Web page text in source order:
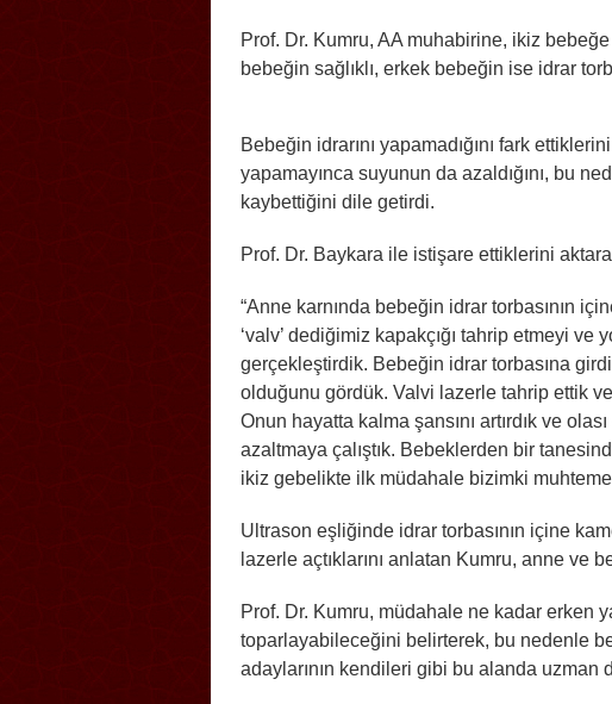
Prof. Dr. Kumru, AA muhabirine, ikiz
bebeğin sağlıklı, erkek bebeğin ise idrar
Bebeğin idrarını yapamadığını fark
yapamayınca suyunun da azaldığını, bu
kaybettiğini dile getirdi.
Prof. Dr. Baykara ile istişare ettiklerini
“Anne karnında bebeğin idrar torbasının
‘valv’ dediğimiz kapakçığı tahrip etmeyi
gerçekleştirdik. Bebeğin idrar torbasına
olduğunu gördük. Valvi lazerle tahrip ettik
Onun hayatta kalma şansını artırdık ve
azaltmaya çalıştık. Bebeklerden bir
ikiz gebelikte ilk müdahale bizimki
Ultrason eşliğinde idrar torbasının içine
lazerle açtıklarını anlatan Kumru, anne ve
Prof. Dr. Kumru, müdahale ne kadar erken
toparlayabileceğini belirterek, bu nedenle
adaylarının kendileri gibi bu alanda uzman